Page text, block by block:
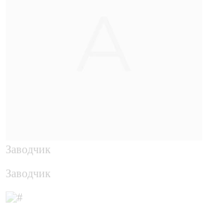
Заводчик
Заводчик